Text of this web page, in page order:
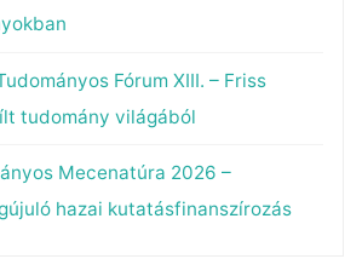
Fórum XIII. – Friss
tudomány világából
Mecenatúra 2026 –
hazai kutatásfinanszírozás